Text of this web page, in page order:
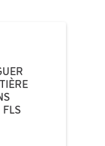
FLS